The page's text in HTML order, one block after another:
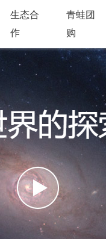
生态合
作
青蛙团
购